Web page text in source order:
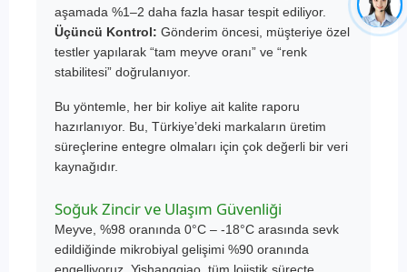
aşamada %1–2 daha fazla hasar tespit ediliyor.
Üçüncü Kontrol: Gönderim öncesi, müşteriye özel
testler yapılarak “tam meyve oranı” ve “renk
stabilitesi” doğrulanıyor.
Bu yöntemle, her bir koliye ait kalite raporu
hazırlanıyor. Bu, Türkiye’deki markaların üretim
süreçlerine entegre olmaları için çok değerli bir veri
kaynağıdır.
Soğuk Zincir ve Ulaşım Güvenliği
Meyve, %98 oranında 0°C – -18°C arasında sevk
edildiğinde mikrobiyal gelişimi %90 oranında